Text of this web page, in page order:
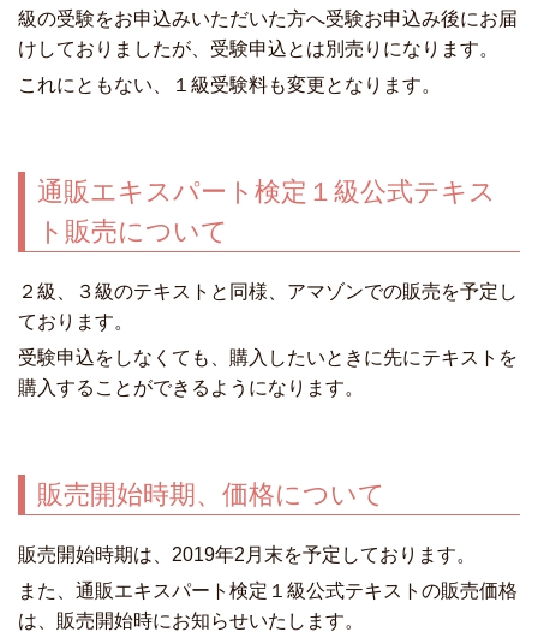
級の受験をお申込みいただいた方へ受験お申込み後にお届
けしておりましたが、受験申込とは別売りになります。
これにともない、１級受験料も変更となります。
通販エキスパート検定１級公式テキス
ト販売について
２級、３級のテキストと同様、アマゾンでの販売を予定し
ております。
受験申込をしなくても、購入したいときに先にテキストを
購入することができるようになります。
販売開始時期、価格について
販売開始時期は、2019年2月末を予定しております。
また、通販エキスパート検定１級公式テキストの販売価格
は、販売開始時にお知らせいたします。